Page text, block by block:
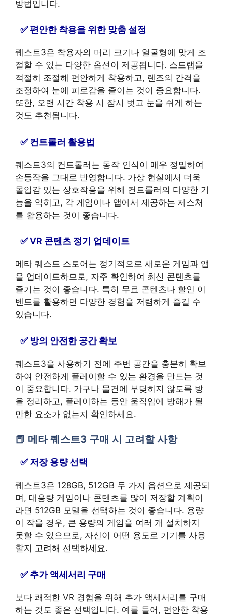
방법입니다.
편안한 착용을 위한 맞춤 설정
퀘스트3은 착용자의 머리 크기나 얼굴형에 맞게 조
절할 수 있는 다양한 옵션이 제공됩니다. 스트랩을
적절히 조절해 편안하게 착용하고, 렌즈의 간격을
조정하여 눈에 피로감을 줄이는 것이 중요합니다.
또한, 오랜 시간 착용 시 잠시 벗고 눈을 쉬게 하는
것도 추천됩니다.
컨트롤러 활용법
퀘스트3의 컨트롤러는 동작 인식이 매우 정밀하여
손동작을 그대로 반영합니다. 가상 현실에서 더욱
몰입감 있는 상호작용을 위해 컨트롤러의 다양한 기
능을 익히고, 각 게임이나 앱에서 제공하는 제스처
를 활용하는 것이 좋습니다.
VR 콘텐츠 정기 업데이트
메타 퀘스트 스토어는 정기적으로 새로운 게임과 앱
을 업데이트하므로, 자주 확인하여 최신 콘텐츠를
즐기는 것이 좋습니다. 특히 무료 콘텐츠나 할인 이
벤트를 활용하면 다양한 경험을 저렴하게 즐길 수
있습니다.
방의 안전한 공간 확보
퀘스트3을 사용하기 전에 주변 공간을 충분히 확보
하여 안전하게 플레이할 수 있는 환경을 만드는 것
이 중요합니다. 가구나 물건에 부딪히지 않도록 방
을 정리하고, 플레이하는 동안 움직임에 방해가 될
만한 요소가 없는지 확인하세요.
메타 퀘스트3 구매 시 고려할 사항
저장 용량 선택
퀘스트3은 128GB, 512GB 두 가지 옵션으로 제공되
며, 대용량 게임이나 콘텐츠를 많이 저장할 계획이
라면 512GB 모델을 선택하는 것이 좋습니다. 용량
이 작을 경우, 큰 용량의 게임을 여러 개 설치하지
못할 수 있으므로, 자신이 어떤 용도로 기기를 사용
할지 고려해 선택하세요.
추가 액세서리 구매
보다 쾌적한 VR 경험을 위해 추가 액세서리를 구매
하는 것도 좋은 선택입니다. 예를 들어, 편안한 착용